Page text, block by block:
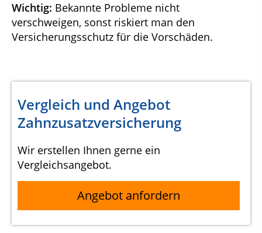
Wichtig: Bekannte Probleme nicht
verschweigen, sonst riskiert man den
Versicherungsschutz für die Vorschäden.
Vergleich und Angebot
Zahnzusatzversicherung
Wir erstellen Ihnen gerne ein
Vergleichsangebot.
Angebot anfordern